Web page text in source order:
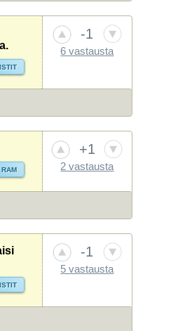
-1
6 vastausta
RAM
+1
2 vastausta
-1
5 vastausta